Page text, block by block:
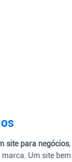
site para negócios
Um site